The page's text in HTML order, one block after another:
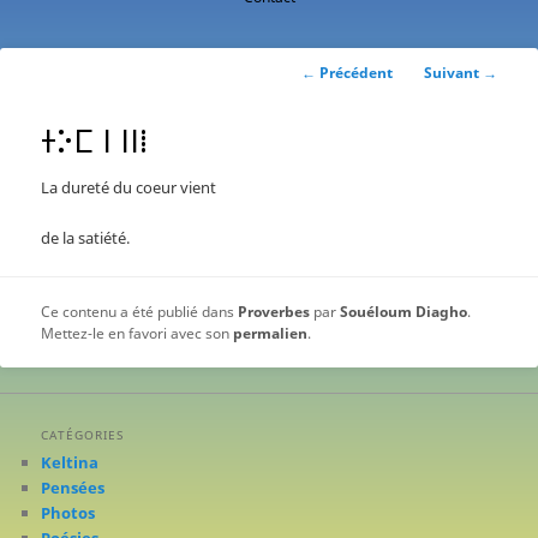
Navigation
← Précédent Suivant →
ⵜⴾⵎ ⵏ ⵏⵏⵂ
La dureté du coeur vient
de la satiété.
Ce contenu a été publié dans Proverbes parSouéloum Diagho.
Mettez-le en favori avec son permalien.
CATÉGORIES
Keltina
Pensées
Photos